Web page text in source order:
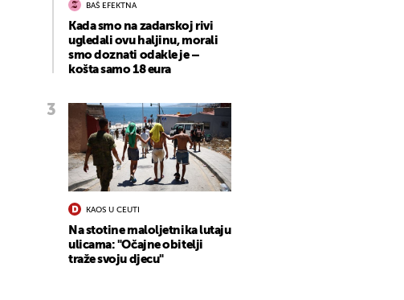
BAŠ EFEKTNA
Kada smo na zadarskoj rivi
ugledali ovu haljinu, morali
smo doznati odakle je –
košta samo 18 eura
KAOS U CEUTI
Na stotine maloljetnika lutaju
ulicama: "Očajne obitelji
traže svoju djecu"